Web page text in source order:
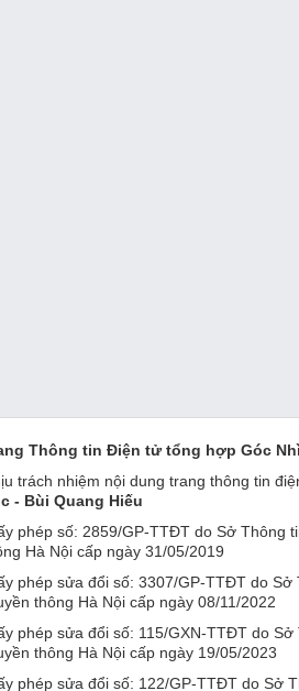
Thông tin Điện tử tổng hợp Góc
trách nhiệm nội dung trang thông tin
- Bùi Quang Hiếu
phép số: 2859/GP-TTĐT do Sở Thông
Hà Nội cấp ngày 31/05/2019
phép sửa đổi số: 3307/GP-TTĐT do Sở
thông Hà Nội cấp ngày 08/11/2022
phép sửa đổi số: 115/GXN-TTĐT do Sở
thông Hà Nội cấp ngày 19/05/2023
phép sửa đổi số: 122/GP-TTĐT do Sở